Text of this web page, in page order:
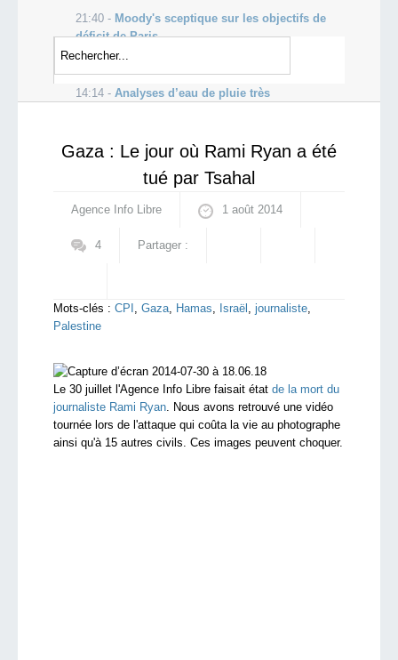
toute l'actualité
les vidéos incontournables
21:40 - Moody's sceptique sur les objectifs de
déficit de Paris
19:05 -Manifester pour Gaza n'est pas halal,
selon le Mufti d'Arabie Saoudite
14:14 - Analyses d’eau de pluie très
Gaza : Le jour où Rami Ryan a été
tué par Tsahal
Agence Info Libre 1 août 2014
4 Partager :
Mots-clés : CPI , Gaza, Hamas, Israël , journaliste,
Palestine
Le 30 juillet l'Agence Info Libre faisait état de la mort du
journaliste Rami Ryan . Nous avons retrouvé une vidéo
tournée lors de l'attaque qui coûta la vie au photographe
ainsi qu'à 15 autres civils. Ces images peuvent choquer.